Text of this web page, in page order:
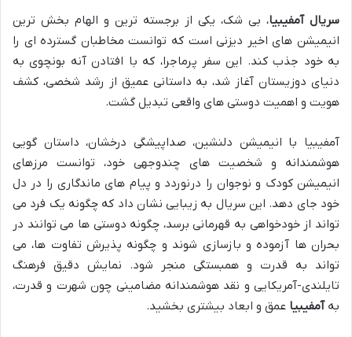
سریال آمفیبیا، بی شک، یکی از برجسته ترین و الهام بخش ترین
انیمیشن های اخیر دیزنی است که توانست مخاطبان گسترده ای را
به خود جذب کند. این سفر پرماجرا، که با افتادن آنه بونچوی به
دنیای دوزیستان آغاز شد، به داستانی عمیق از رشد شخصی، کشف
هویت و اهمیت دوستی های واقعی تبدیل گشت.
آمفیبیا با انیمیشن دلنشین، صداپیشگی درخشان، داستان گویی
هوشمندانه و شخصیت های چندوجهی خود، توانست مرزهای
انیمیشن کودک و نوجوان را درنوردد و پیام های ماندگاری را در دل
خود جای دهد. این سریال به زیبایی نشان داد که چگونه یک فرد می
تواند از خودخواهی به قهرمانی برسد، چگونه دوستی ها می توانند در
بحران ها آزموده و بازسازی شوند و چگونه پذیرش تفاوت ها، می
تواند به قدرت و همبستگی منجر شود. نمایش دقیق فرهنگ
تایلندی-آمریکایی و نقد هوشمندانه مضامینی چون شهرت و قدرت،
بهآمفیبیا عمق و ابعاد بیشتری بخشید.